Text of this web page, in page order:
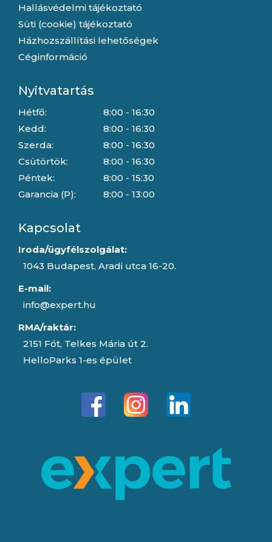
Hallásvédelmi tájékoztató
Süti (cookie) tájékoztató
Házhozszállítási lehetőségek
Céginformáció
Nyitvatartás
Hétfő:
Kedd:
Szerda:
Csütörtök:
Péntek:
Garancia (P):
8:00 - 16:30
8:00 - 16:30
8:00 - 16:30
8:00 - 16:30
8:00 - 15:30
8:00 - 13:00
Kapcsolat
Iroda/ügyfélszolgálat:
1043 Budapest, Aradi utca 16-20.
E-mail:
info@expert.hu
RMA/raktár:
2151 Fót, Telkes Mária út 2.
HelloParks 1-es épület